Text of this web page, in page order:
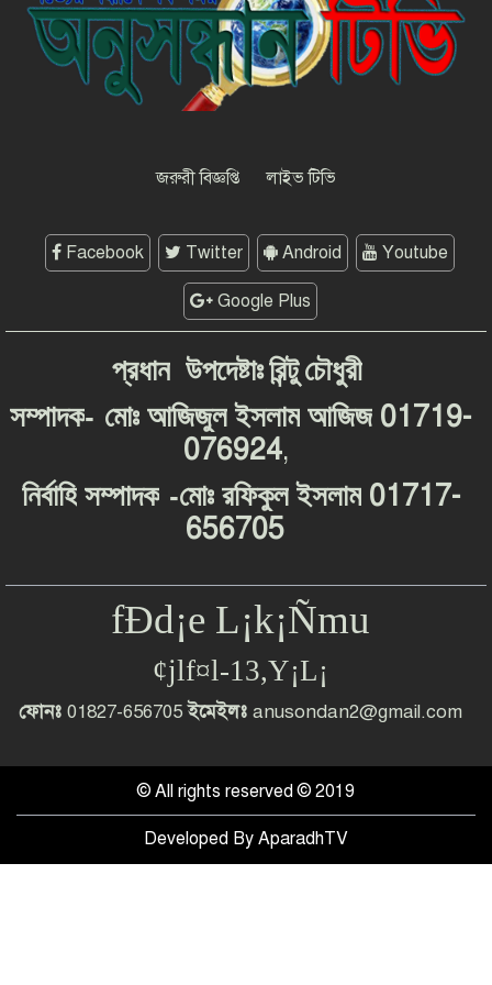
আহমেদের জন্মদিনে ব্যতিক্রমী আত্মীয়
সম্মেলন
সাংবাদিকতার মর্যাদা রক্ষায় ঐক্যের
জরুরী বিজ্ঞপ্তি লাইভ টিভি
Facebook Twitter Android Youtube
Google Plus
প্রধান উপদেষ্টাঃরিন্টু চৌধুরী
সম্পাদক- মোঃ আজিজুল ইসলাম আজিজ 01719-
076924,
নির্বাহি সম্পাদক-মোঃ রফিকুল ইসলাম 01717-
656705
fÐd¡e L¡k¡Ñmu
¢jlf¤l-13,Y¡L¡
ফোনঃ 01827-656705ইমেইলঃ anusondan2@gmail.com
© All rights reserved © 2019
Developed By AparadhTV